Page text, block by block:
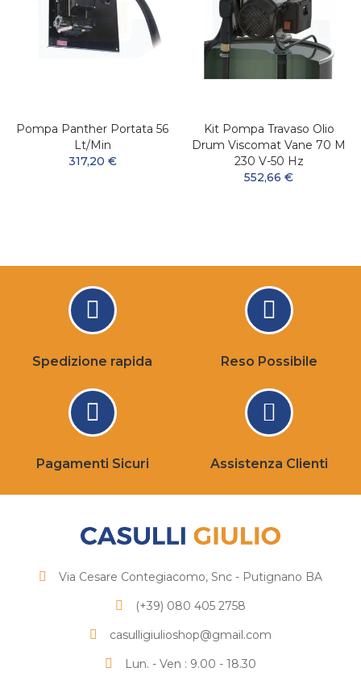
Pompa Panther Portata 56
Lt/min
317,20 €
Kit Pompa Travaso Olio
Drum Viscomat Vane 70 M
230 V-50 Hz
552,66 €
Spedizione rapida Reso Possibile
Pagamenti Sicuri Assistenza Clienti
Via Cesare Contegiacomo, Snc - Putignano BA
(+39) 080 405 2758
casulligiulioshop@gmail.com
Lun. - Ven : 9.00 - 18.30